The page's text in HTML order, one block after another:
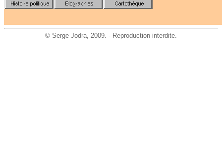
© Serge Jodra, 2009. - Reproduction interdite.